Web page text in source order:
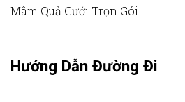
Mâm Quả Cưới Trọn Gói
Hướng Dẫn Đường Đi